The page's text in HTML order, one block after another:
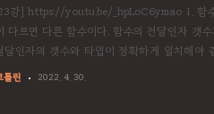
강] https://youtu.be/_hpLoC6ymao 1. 함
다르면 다른 함수이다. 함수의 전달인자 갯
달인자의 갯수와 타입이 정확하게 일치해야
르면 Overloading이라고 하고, 왜? 프로그
틀린 2022. 4. 30.